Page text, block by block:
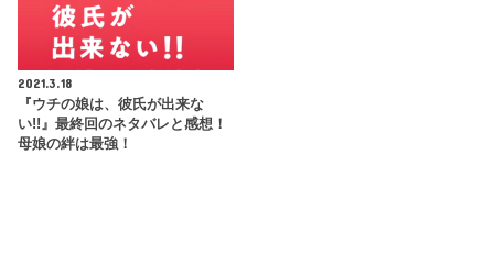
2021.3.18
『ウチの娘は、彼氏が出来な
い!!』最終回のネタバレと感想！
母娘の絆は最強！